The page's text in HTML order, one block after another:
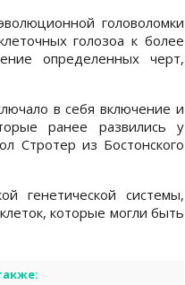
головоломки
голозоа к более
определенных черт,
в себя включение и
ранее развились у
Стротер из Бостонского
генетической системы,
которые могли быть